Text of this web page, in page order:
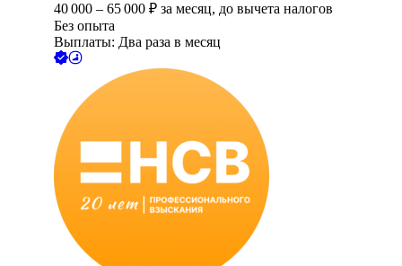
40 000 – 65 000 ₽ за месяц, до вычета налогов
Без опыта
Выплаты: Два раза в месяц